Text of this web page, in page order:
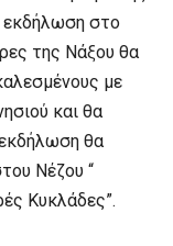
εκδήλωση στο
της Νάξου θα
με
και θα
θα
Νέζου “
Κυκλάδες”.